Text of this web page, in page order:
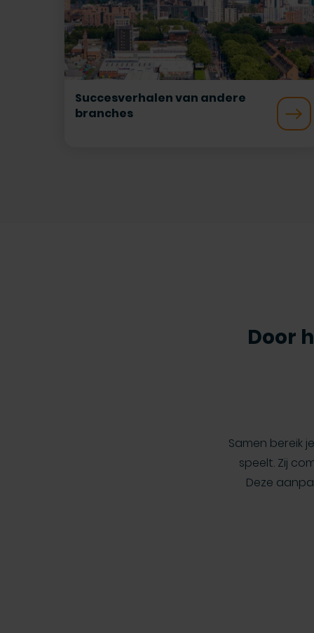
Succesverhalen van andere
branches
Door
Samen bereik
speelt. Zij
Deze